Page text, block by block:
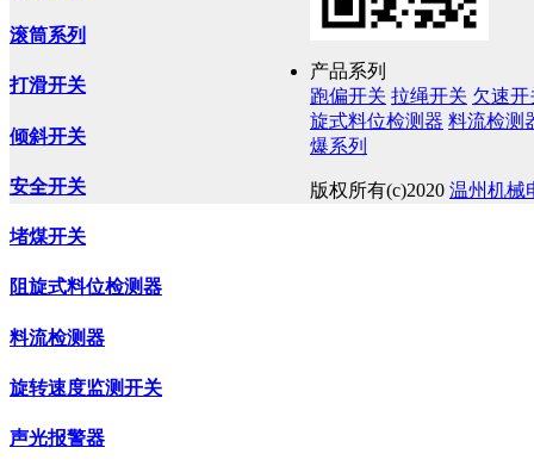
滚筒系列
打滑开关
倾斜开关
安全开关
堵煤开关
阻旋式料位检测器
料流检测器
旋转速度监测开关
声光报警器
产品系列
跑偏开关 拉绳开关 欠速开
旋式料位检测器 料流检测
爆系列
版权所有(c)2020 温州机械